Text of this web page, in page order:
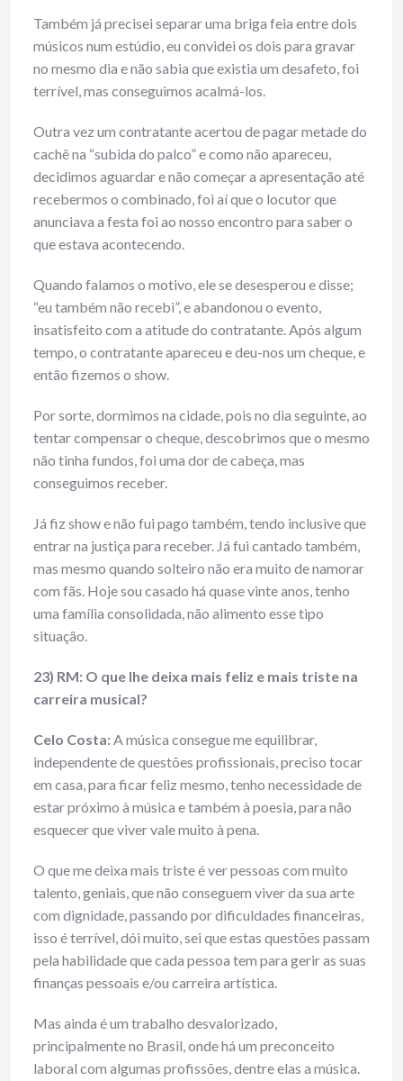
Também já precisei separar uma briga feia entre dois
músicos num estúdio, eu convidei os dois para gravar
no mesmo dia e não sabia que existia um desafeto, foi
terrível, mas conseguimos acalmá-los.
Outra vez um contratante acertou de pagar metade do
cachê na “subida do palco” e como não apareceu,
decidimos aguardar e não começar a apresentação até
recebermos o combinado, foi aí que o locutor que
anunciava a festa foi ao nosso encontro para saber o
que estava acontecendo.
Quando falamos o motivo, ele se desesperou e disse;
“eu também não recebi”, e abandonou o evento,
insatisfeito com a atitude do contratante. Após algum
tempo, o contratante apareceu e deu-nos um cheque, e
então fizemos o show.
Por sorte, dormimos na cidade, pois no dia seguinte, ao
tentar compensar o cheque, descobrimos que o mesmo
não tinha fundos, foi uma dor de cabeça, mas
conseguimos receber.
Já fiz show e não fui pago também, tendo inclusive que
entrar na justiça para receber. Já fui cantado também,
mas mesmo quando solteiro não era muito de namorar
com fãs. Hoje sou casado há quase vinte anos, tenho
uma família consolidada, não alimento esse tipo
situação.
23) RM: O que lhe deixa mais feliz e mais triste na
carreira musical?
Celo Costa:A música consegue me equilibrar,
independente de questões profissionais, preciso tocar
em casa, para ficar feliz mesmo, tenho necessidade de
estar próximo à música e também à poesia, para não
esquecer que viver vale muito à pena.
O que me deixa mais triste é ver pessoas com muito
talento, geniais, que não conseguem viver da sua arte
com dignidade, passando por dificuldades financeiras,
isso é terrível, dói muito, sei que estas questões passam
pela habilidade que cada pessoa tem para gerir as suas
finanças pessoais e/ou carreira artística.
Mas ainda é um trabalho desvalorizado,
principalmente no Brasil, onde há um preconceito
laboral com algumas profissões, dentre elas a música.